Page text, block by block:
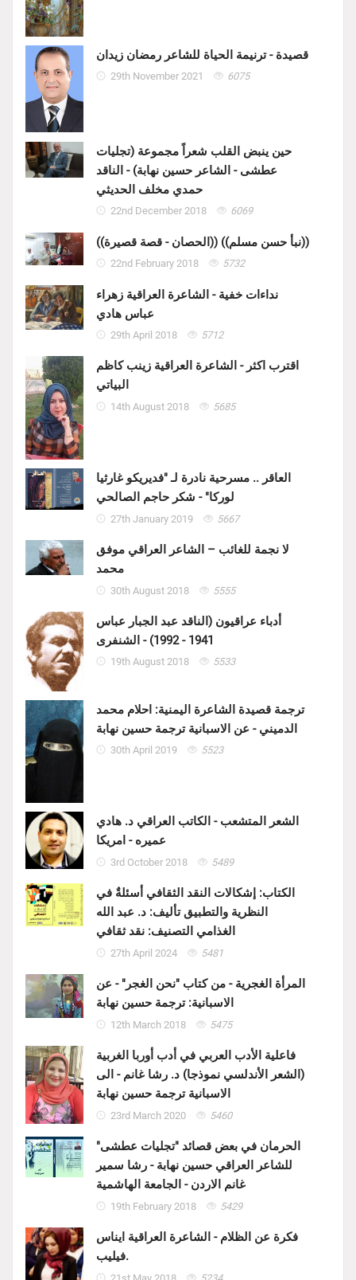
قصيدة - ترنيمة الحياة للشاعر رمضان زيدان
29th November 2021 6075
حين ينبض القلب شعراً مجموعة (تجليات
عطشى - الشاعر حسين نهابة) - الناقد
حمدي مخلف الحديثي
22nd December 2018 6069
((الحصان - قصة قصيرة)) ((نبأ حسن مسلم))
22nd February 2018 5732
نداءات خفية - الشاعرة العراقية زهراء
عباس هادي
29th April 2018 5712
اقترب اكثر - الشاعرة العراقية زينب كاظم
البياتي
14th August 2018 5685
العاقر .. مسرحية نادرة لـ "فديريكو غارثيا
لوركا" - شكر حاجم الصالحي
27th January 2019 5667
لا نجمة للغائب – الشاعر العراقي موفق
محمد
30th August 2018 5555
أدباء عراقيون (الناقد عبد الجبار عباس
1941 - 1992) - الشنفرى
19th August 2018 5533
ترجمة قصيدة الشاعرة اليمنية: احلام محمد
الدميني - عن الاسبانية ترجمة حسين نهابة
30th April 2019 5523
الشعر المتشعب - الكاتب العراقي د. هادي
عميره - امريكا
3rd October 2018 5489
الكتاب: إشكالات النقد الثقافي أسئلةٌ في
النظرية والتطبيق تأليف: د. عبد الله
الغذامي التصنيف: نقد ثقافي
27th April 2024 5481
المرأة الغجرية - من كتاب "نحن الغجر" - عن
الاسبانية: ترجمة حسين نهابة
12th March 2018 5475
فاعلية الأدب العربي في أدب أوربا الغربية
(الشعر الأندلسي نموذجا) د. رشا غانم - الى
الاسبانية ترجمة حسين نهابة
23rd March 2020 5460
الحرمان في بعض قصائد "تجليات عطشى"
للشاعر العراقي حسين نهابة - رشا سمير
غانم الاردن - الجامعة الهاشمية
19th February 2018 5429
فكرة عن الظلام - الشاعرة العراقية ايناس
فيليب.